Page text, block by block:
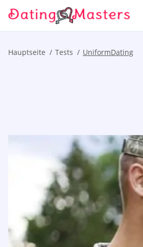
Hauptseite Tests UniformDating